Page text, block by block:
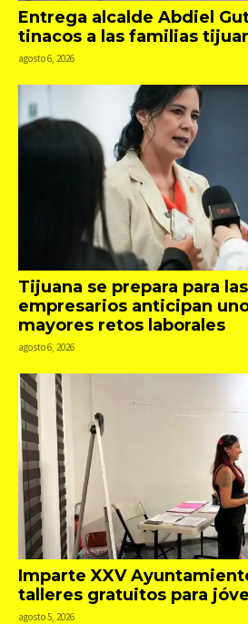
Entrega alcalde Abdiel
tinacos a las familias
agosto 6, 2026
Tijuana se prepara para
empresarios anticipan
mayores retos laborales
agosto 6, 2026
Imparte XXV
talleres gratuitos para
agosto 5, 2026